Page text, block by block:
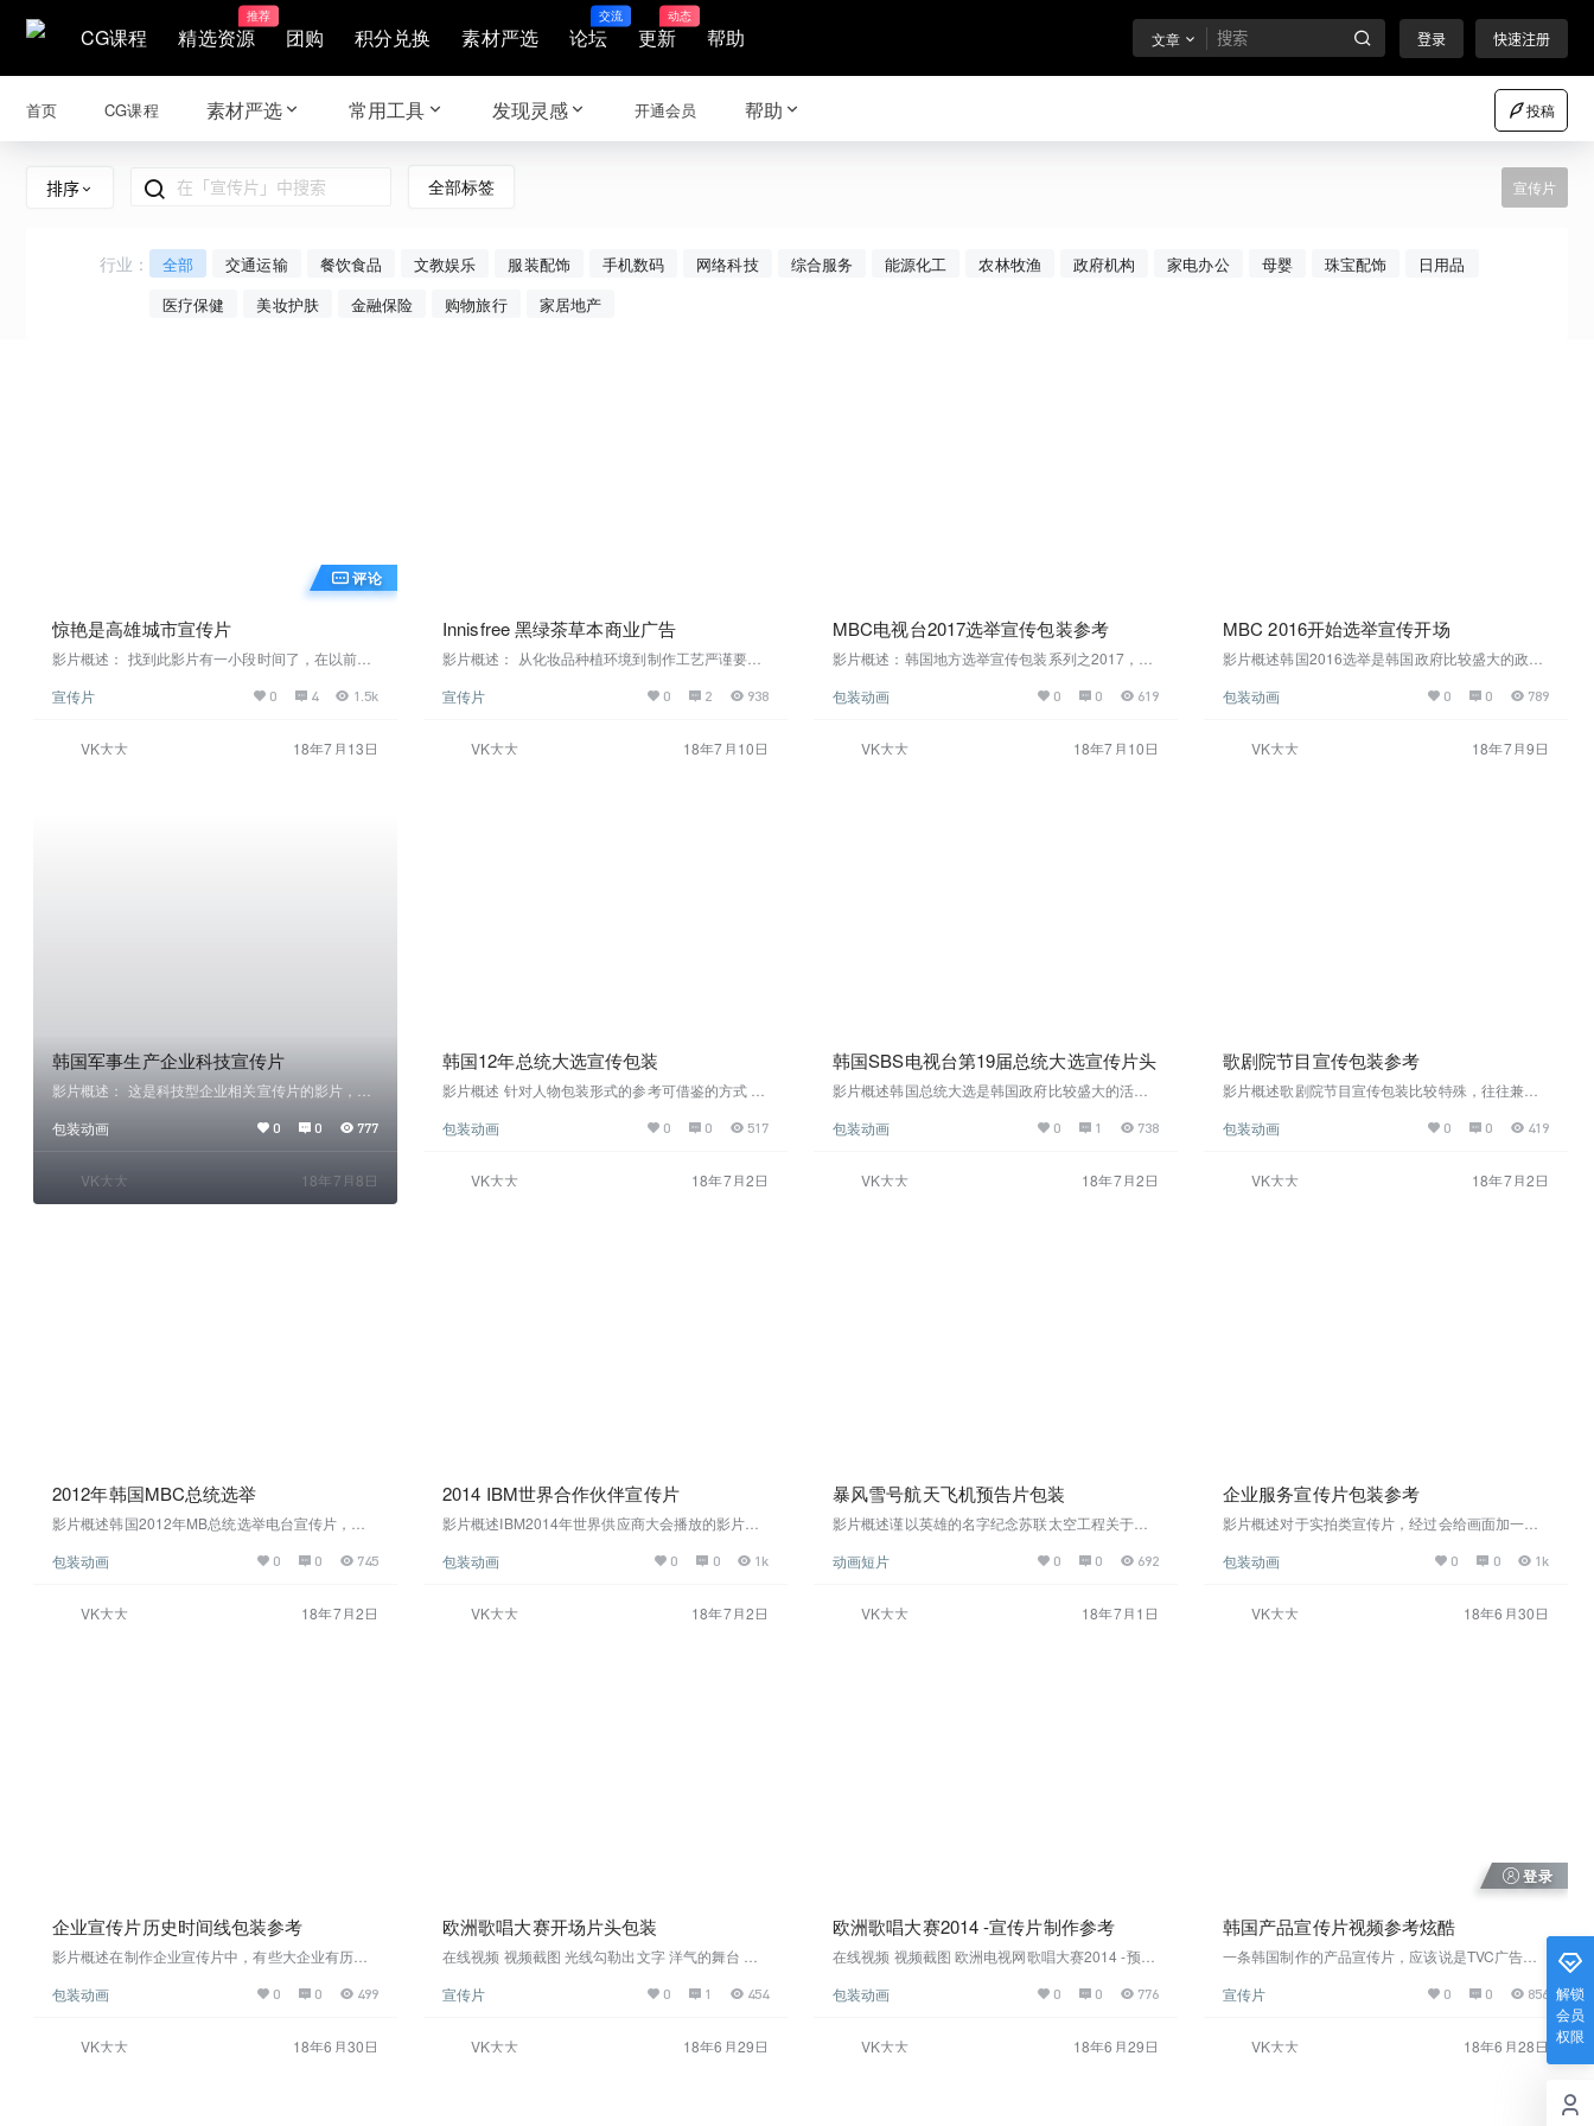
CG课程 精选资源
推荐
团购 积分兑换 素材严选 论坛
交流
更新
动态
帮助 文章 登录 快速注册
首页 CG课程 素材严选 常用工具 发现灵感 开通会员 帮助 投稿
排序 全部标签 宣传片
行业： 全部 交通运输 餐饮食品 文教娱乐 服装配饰 手机数码 网络科技 综合服务 能源化工 农林牧渔 政府机构 家电办公 母婴 珠宝配饰
日用品
医疗保健
美妆护肤 金融保险 购物旅行 家居地产
评论
惊艳是高雄城市宣传片
影片概述： 找到此影片有一小段时间了，在以前没
卡通风格画风，在影片的开始部分还是偏UI图表与
我，从前期拍摄对画面构图的把控与后期动态画面
宣传片 0 4 1.5k
VK大大 18年7月13日
Innisfree 黑绿茶草本商业广告
影片概述： 从化妆品种植环境到制作工艺严谨要求
是目前市面上大多数产品主要的表现形式之一。本
图： 在线观看 高清下载
宣传片 0 2 938
VK大大 18年7月10日
MBC电视台2017选举宣传包装参考
影片概述：韩国地方选举宣传包装系列之2017，视
势，在静态人物局部投射动态影片把活动的动态感
事、重大活动开场参考影片截图在线观看高清下载
包装动画 0 0 619
VK大大 18年7月10日
MBC 2016开始选举宣传开场
影片概述韩国2016选举是韩国政府比较盛大的政府
统企业、政府活动开场宣传影片截图在线观看高清
包装动画 0 0 789
VK大大 18年7月9日
韩国军事生产企业科技宣传片
影片概述： 这是科技型企业相关宣传片的影片，本
在部队或军事武器生产企业宣传应用中比较常见，
包装动画 0 0 777
VK大大 18年7月8日
韩国12年总统大选宣传包装
影片概述 针对人物包装形式的参考可借鉴的方式 在
包装动画
0 0 517
VK大大 18年7月2日
韩国SBS电视台第19届总统大选宣传片头
影片概述韩国总统大选是韩国政府比较盛大的活
截图高清下载
包装动画 0 1 738
VK大大 18年7月2日
歌剧院节目宣传包装参考
影片概述歌剧院节目宣传包装比较特殊，往往兼顾
术家，本片通过平面转立体空间的形式与实拍节目
包装动画 0 0 419
VK大大 18年7月2日
2012年韩国MBC总统选举
影片概述韩国2012年MB总统选举电台宣传片，如
系，如何表现所有人都紧密连接，影片开片通过小
子）,连接其它人放飞的种子，慢慢连成线后，线条
包装动画 0 0 745
VK大大 18年7月2日
2014 IBM世界合作伙伴宣传片
影片概述IBM2014年世界供应商大会播放的影片，
些概念往往无法通过实拍画面来呈现，只能通过MG
呈现参考在线观看视频截图高清下载
包装动画 0 0 1k
VK大大 18年7月2日
暴风雪号航天飞机预告片包装
影片概述谨以英雄的名字纪念苏联太空工程关于暴
aike.baidu.com/item/%E6%9A%B4%E9%A3%8
5%A4%A9%E9%A3%9E%E6%9C%BA/715600?
动画短片 0 0 692
VK大大 18年7月1日
企业服务宣传片包装参考
影片概述对于实拍类宣传片，经过会给画面加一个
色、如何元素构成、字体选择这些都是设计的学
是跟踪在线观看视频截图高清下载
包装动画 0 0 1k
VK大大 18年6月30日
企业宣传片历史时间线包装参考
影片概述在制作企业宣传片中，有些大企业有历
时间线为叙事，这条影片，开头从一滴墨开始，画
前半段用2.5D空间表现节点，后半段全3D展现企业
包装动画 0 0 499
VK大大 18年6月30日
欧洲歌唱大赛开场片头包装
在线视频 视频截图 光线勾勒出文字 洋气的舞台 线
宣传片
0 1 454
VK大大 18年6月29日
欧洲歌唱大赛2014 -宣传片制作参考
在线视频 视频截图 欧洲电视网歌唱大赛2014 -预告
唱大赛2014 -预告片 欧洲电视网歌唱大赛2014 -预
歌唱大赛2014 -预告片
包装动画 0 0 776
VK大大 18年6月29日
登录
韩国产品宣传片视频参考炫酷
一条韩国制作的产品宣传片，应该说是TVC广告
酷的展现手段，光线类的可以慢慢形成 一个专辑 从
突出另类类
宣传片 0 0 856
VK大大 18年6月28日
解锁
会员
权限